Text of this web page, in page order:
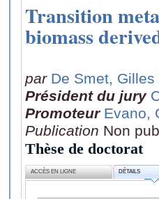
Transition
biomass
par De Smet, Gilles
Président du jury
Promoteur Evano,
Publication Non
Thèse de doctorat
ACCÈS EN LIGNE DÉTAILS